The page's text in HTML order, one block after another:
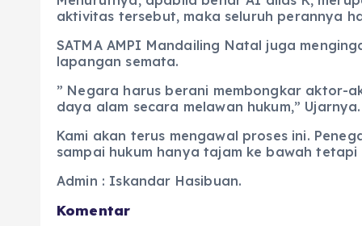
aktivitas tersebut, maka seluruh perannya
SATMA AMPI Mandailing Natal juga
lapangan semata.
” Negara harus berani membongkar aktor-
daya alam secara melawan hukum,” Ujarnya.
Kami akan terus mengawal proses ini.
sampai hukum hanya tajam ke bawah tetapi
Admin : Iskandar Hasibuan.
Komentar